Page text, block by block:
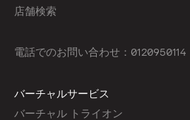
店舗検索
電話でのお問い合わせ：0120950114
バーチャルサービス
バーチャル トライオン